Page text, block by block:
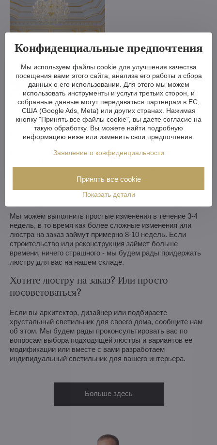
Мы можем сделать хрустальную люстру меньше или
больше, изменить кронштейны, количество лампочек,
укоротить или удлинить цепь - возможности практически
безграничны. А если вам этого недостаточно, мы можем
изготовить хрустальную люстру по вашему проекту.
Если вы не выбрали люстру из нашего ассортимента, мы
фотография того, как вы представляете себе люстру. Мы
оценим возможности производства и в течение недели
вышлем вам эскизы, включая визуальные изображения.
Мы можем выполнить простые изменения в течение 3-4
недель, в то время как более сложные изменения или
люстра на заказ займут примерно 8-10 недель. Если
строительство или реконструкция займет больше
времени, ничего страшного - мы будем рады придержать
люстру для вас на нашем складе.
Хотите люстру на заказ? Или просто
посоветоваться?
Если вы архитектор, дизайнер или подбираете
хрустальный светильник для своего дома, сообщите нам
об этом. Мы будем рады проконсультировать вас по
вопросам выбора подходящей люстры и вариантов ее
модификации или вместе с вами разработаем
индивидуальный светильник для вашего интерьера.
Больше здесь
Конфиденциальные предпочтения
Мы используем файлы cookie для улучшения качества
посещения вами этого сайта, анализа его работы и сбора
данных о его использовании. Для этого мы можем
использовать инструменты и услуги третьих сторон, и
собранные данные могут передаваться партнерам в ЕС,
США (Google Ads, Meta) или других странах. Нажимая
кнопку "Принять все файлы cookie", вы даете согласие на
такую обработку. Вы можете найти подробную
информацию ниже или изменить свои предпочтения.
Заявление о конфиденциальности
Показать детали
Принять все cookie